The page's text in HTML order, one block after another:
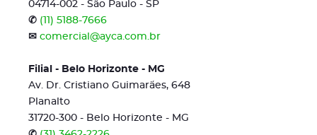
04714-002 - São Paulo - SP
✆ (11) 5188-7666
✉ comercial@ayca.com.br
Filial - Belo Horizonte - MG
Av. Dr. Cristiano Guimarães, 648
Planalto
31720-300 - Belo Horizonte - MG